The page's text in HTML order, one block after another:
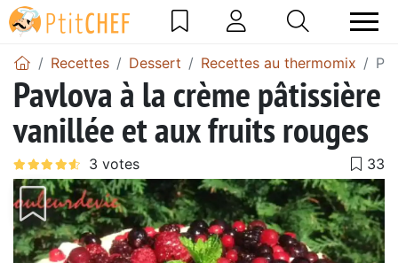
Recettes Dessert Recettes au thermomix
Pavlova à la crème pâtissière
vanillée et aux fruits rouges